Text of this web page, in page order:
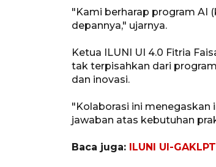
"Kami berharap program AI
depannya," ujarnya.
Ketua ILUNI UI 4.0 Fitria
tak terpisahkan dari
dan inovasi.
"Kolaborasi ini menegaskan
jawaban atas kebutuhan
Baca juga: ILUNI UI-